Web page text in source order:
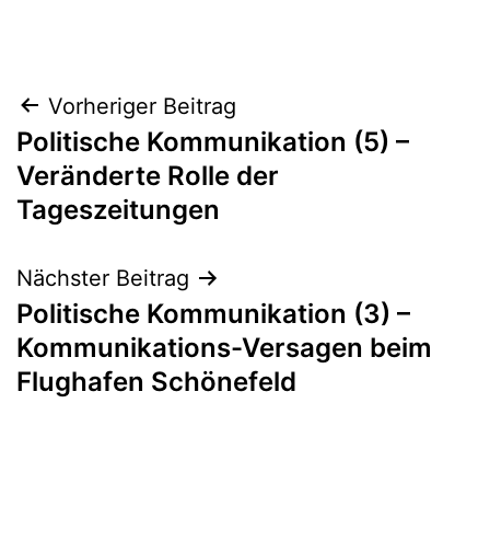
Beitragsnavigation
Vorheriger Beitrag
Politische Kommunikation (5) –
Veränderte Rolle der
Tageszeitungen
Nächster Beitrag
Politische Kommunikation (3) –
Kommunikations-Versagen beim
Flughafen Schönefeld